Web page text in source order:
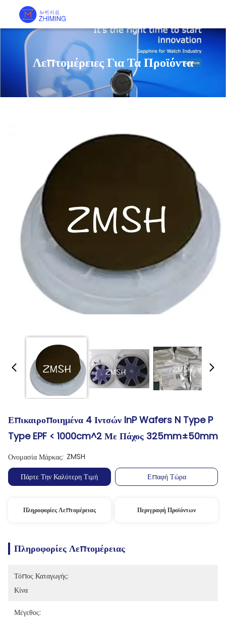
Λεπτομέρειες Για Τα Προϊόντα
Επικαιροποιημένα 4 Ιντσών InP Wafers N Type P
Type EPF < 1000cm^2 Με Πάχος 325mm±50mm
Ονομασία Μάρκας: ZMSH
Πάρτε Την Καλύτερη Τιμή
Επαφή Τώρα
Πληροφορίες Λεπτομέρειας Περιγραφή Προϊόντων
Πληροφορίες Λεπτομέρειας
Τόπος Καταγωγής:
Κίνα
Μέγεθος: